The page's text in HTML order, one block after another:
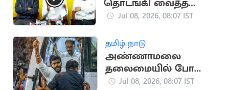
அமைச்சர் அருண்ராஜ்
Jul 08, 2026, 08:07 IST
தமிழ் நாடு
அண்ணாமலை
தலைமையில் போதை
பொருள் ஒழிப்பு
Jul 08, 2026, 08:07 IST